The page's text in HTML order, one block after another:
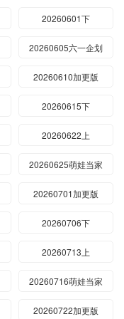
20260601下
20260605六一企划
20260610加更版
20260615下
20260622上
20260625萌娃当家
20260701加更版
20260706下
20260713上
20260716萌娃当家
20260722加更版